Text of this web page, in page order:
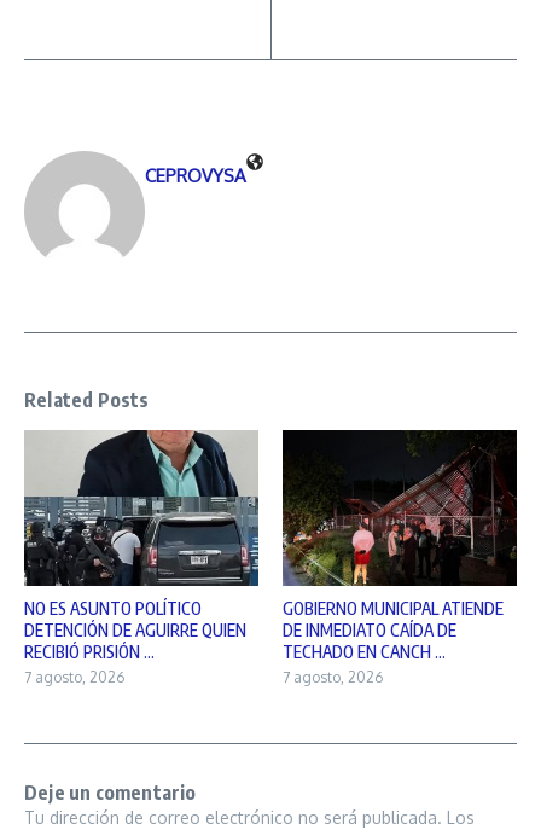
CEPROVYSA
Related Posts
NO ES ASUNTO POLÍTICO
DETENCIÓN DE AGUIRRE QUIEN
RECIBIÓ PRISIÓN ...
7 agosto, 2026
GOBIERNO MUNICIPAL ATIENDE
DE INMEDIATO CAÍDA DE
TECHADO EN CANCH ...
7 agosto, 2026
Deje un comentario
Tu dirección de correo electrónico no será publicada. Los